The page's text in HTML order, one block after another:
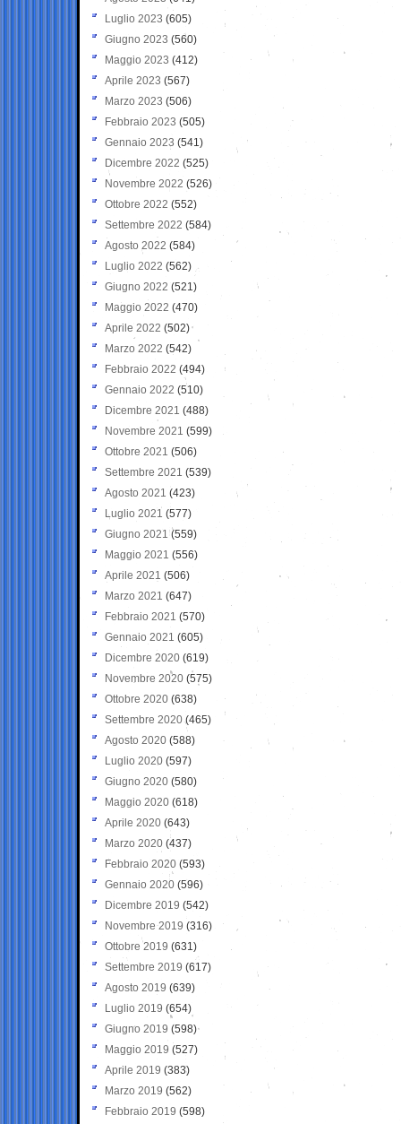
Luglio 2023 (605)
Giugno 2023 (560)
Maggio 2023 (412)
Aprile 2023 (567)
Marzo 2023 (506)
Febbraio 2023 (505)
Gennaio 2023 (541)
Dicembre 2022 (525)
Novembre 2022 (526)
Ottobre 2022 (552)
Settembre 2022 (584)
Agosto 2022 (584)
Luglio 2022 (562)
Giugno 2022 (521)
Maggio 2022 (470)
Aprile 2022 (502)
Marzo 2022 (542)
Febbraio 2022 (494)
Gennaio 2022 (510)
Dicembre 2021 (488)
Novembre 2021 (599)
Ottobre 2021 (506)
Settembre 2021 (539)
Agosto 2021 (423)
Luglio 2021 (577)
Giugno 2021(559)
Maggio 2021 (556)
Aprile 2021 (506)
Marzo 2021 (647)
Febbraio 2021 (570)
Gennaio 2021 (605)
Dicembre 2020 (619)
Novembre 2020 (575)
Ottobre 2020 (638)
Settembre 2020(465)
Agosto 2020 (588)
Luglio 2020 (597)
Giugno 2020 (580)
Maggio 2020 (618)
Aprile 2020 (643)
Marzo 2020 (437)
Febbraio 2020 (593)
Gennaio 2020 (596)
Dicembre 2019 (542)
Novembre 2019 (316)
Ottobre 2019 (631)
Settembre 2019 (617)
Agosto 2019 (639)
Luglio 2019 (654)
Giugno 2019 (598)
Maggio 2019 (527)
Aprile 2019 (383)
Marzo 2019 (562)
Febbraio 2019 (598)